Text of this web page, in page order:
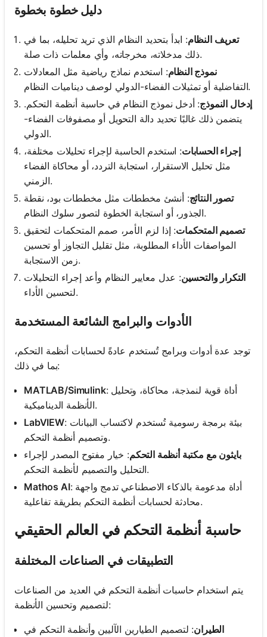
دليل خطوة بخطوة
تعريف النظام: ابدأ بتحديد النظام الذي تريد تحليله، بما في
ذلك مدخلاته، مخرجاته، وأي معلمات ذات صلة.
نموذج النظام: استخدم نماذج رياضية مثل المعادلات
التفاضلية أو تمثيلات الفضاء-الدولي لوصف ديناميات النظام.
إدخال النموذج: أدخل نموذج النظام في حاسبة أنظمة التحكم.
يتضمن ذلك غالبًا تحديد دالة التحويل أو مصفوفات الفضاء-
الدولي.
إجراء الحسابات: استخدم الحاسبة لإجراء تحليلات مختلفة،
مثل تحليل الاستقرار، استجابة التردد، أو محاكاة الفضاء
الزمني.
تصور النتائج: أنشئ مخططات مثل مخططات بود، نقطة
الجذور، أو استجابة الخطوة لتصور سلوك النظام.
تصميم المتحكمات: إذا لزم الأمر، صمم المتحكمات لتحقيق
المواصفات الأداء المطلوبة، مثل تقليل التجاوز أو تحسين
زمن الاستجابة.
التكرار والتحسين: عدل معايير النظام وأعد إجراء التحليلات
لتحسين الأداء.
الأدوات والبرامج الشائعة المستخدمة
توجد عدة أدوات وبرامج تُستخدم عادةً لحسابات أنظمة التحكم،
بما في ذلك:
MATLAB/Simulink: أداة قوية لنمذجة، محاكاة، وتحليل
الأنظمة الديناميكية.
LabVIEW: بيئة برمجة رسومية تُستخدم لاكتساب البيانات
وتصميم أنظمة التحكم.
بايثون مع مكتبة أنظمة التحكم: خيار مفتوح المصدر لإجراء
التحليل والتصميم لأنظمة التحكم.
Mathos AI: أداة مدعومة بالذكاء الاصطناعي تدمج واجهة
محادثة لحسابات أنظمة التحكم بطريقة تفاعلية.
حاسبة أنظمة التحكم في العالم الحقيقي
التطبيقات في الصناعات المختلفة
يتم استخدام حاسبات أنظمة التحكم في العديد من الصناعات
لتصميم وتحسين الأنظمة:
الطيران: لتصميم الطيارين الآليين وأنظمة التحكم في